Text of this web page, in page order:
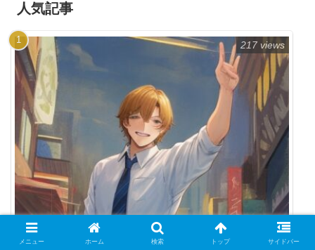
人気記事
217 views
メニュー ホーム 検索 トップ サイドバー